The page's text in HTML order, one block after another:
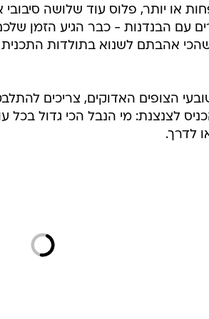
או יותר, פלוס עוד שלושה
עם הבנדנות - כבר הגיע הזמן
שהכי אהבתם לשנוא בתולדות
הצופים האדוקים, צריכים
לצנצנת: מי הנבל הכי גדול בכל
לדרך.